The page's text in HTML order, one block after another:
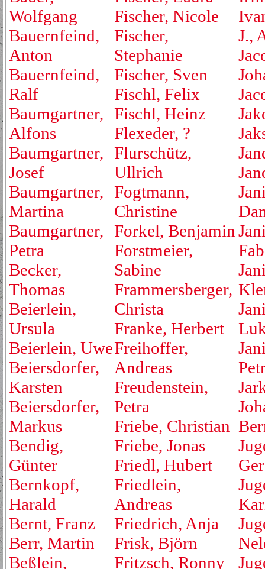
Wolfgang
Bauernfeind,
Anton
Bauernfeind,
Ralf
Baumgartner,
Alfons
Baumgartner,
Josef
Baumgartner,
Martina
Baumgartner,
Petra
Becker,
Thomas
Beierlein,
Ursula
Beierlein, Uwe
Beiersdorfer,
Karsten
Beiersdorfer,
Markus
Bendig,
Günter
Bernkopf,
Harald
Bernt, Franz
Berr, Martin
Beßlein,
Fischer, Nicole
Fischer,
Stephanie
Fischer, Sven
Fischl, Felix
Fischl, Heinz
Flexeder, ?
Flurschütz,
Ullrich
Fogtmann,
Christine
Forkel, Benjamin
Forstmeier,
Sabine
Frammersberger,
Christa
Franke, Herbert
Freihoffer,
Andreas
Freudenstein,
Petra
Friebe, Christian
Friebe, Jonas
Friedl, Hubert
Friedlein,
Andreas
Friedrich, Anja
Frisk, Björn
Fritzsch, Ronny
J.,